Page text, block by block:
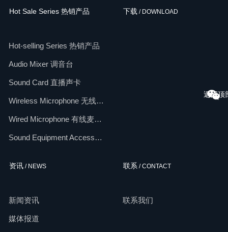
Hot Sale Series 热销产品
Hot-selling Series 热销产品
Audio Mixer 调音台
Sound Card 直播声卡
Wireless Microphone 无线麦克风
Wired Microphone 有线麦克风
Sound Equipment Accessories 配件
下载 / DOWNLOAD
资讯 / NEWS
新闻资讯
媒体报道
联系 / CONTACT
联系我们
返回顶